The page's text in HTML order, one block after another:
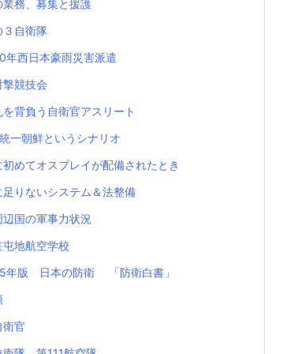
業務、募集と援護
３自衛隊
年西日本豪雨災害派遣
撃競技会
を背負う自衛官アスリート
一朝鮮というシナリオ
初めてオスプレイが配備されたとき
足りないシステム＆法整備
辺国の軍事力状況
屯地航空学校
年版 日本の防衛 「防衛白書」
衛官